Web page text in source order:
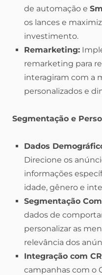
de automação e
os lances e
investimento.
Remarketing:
remarketing para
interagiram com a
personalizados e
Segmentação e
Dados
Direcione os
informações
idade, gênero e
Segmentação
dados de
personalizar as
relevância dos
Integração com
campanhas com o